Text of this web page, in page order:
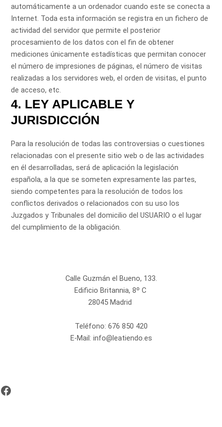
automáticamente a un ordenador cuando este se conecta a
Internet. Toda esta información se registra en un fichero de
actividad del servidor que permite el posterior
procesamiento de los datos con el fin de obtener
mediciones únicamente estadísticas que permitan conocer
el número de impresiones de páginas, el número de visitas
realizadas a los servidores web, el orden de visitas, el punto
de acceso, etc.
4. LEY APLICABLE Y
JURISDICCIÓN
Para la resolución de todas las controversias o cuestiones
relacionadas con el presente sitio web o de las actividades
en él desarrolladas, será de aplicación la legislación
española, a la que se someten expresamente las partes,
siendo competentes para la resolución de todos los
conflictos derivados o relacionados con su uso los
Juzgados y Tribunales del domicilio del USUARIO o el lugar
del cumplimiento de la obligación.
Calle Guzmán el Bueno, 133.
Edificio Britannia, 8º C
28045 Madrid
Teléfono: 676 850 420
E-Mail: info@leatiendo.es